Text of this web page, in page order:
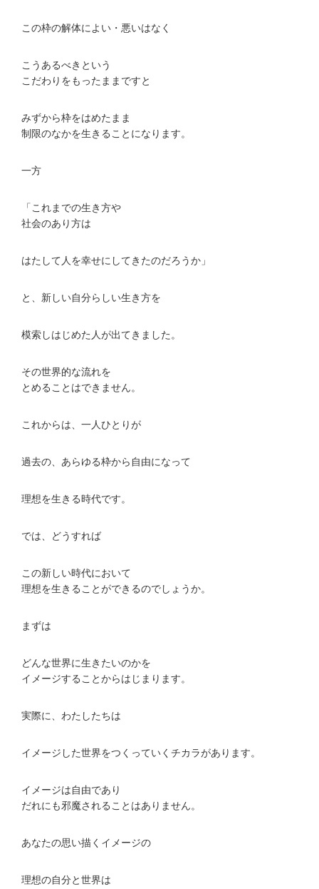
この枠の解体によい・悪いはなく
こうあるべきという
こだわりをもったままですと
みずから枠をはめたまま
制限のなかを生きることになります。
一方
「これまでの生き方や
社会のあり方は
はたして人を幸せにしてきたのだろうか」
と、新しい自分らしい生き方を
模索しはじめた人が出てきました。
その世界的な流れを
とめることはできません。
これからは、一人ひとりが
過去の、あらゆる枠から自由になって
理想を生きる時代です。
では、どうすれば
この新しい時代において
理想を生きることができるのでしょうか。
まずは
どんな世界に生きたいのかを
イメージすることからはじまります。
実際に、わたしたちは
イメージした世界をつくっていくチカラがあります。
イメージは自由であり
だれにも邪魔されることはありません。
あなたの思い描くイメージの
理想の自分と世界は